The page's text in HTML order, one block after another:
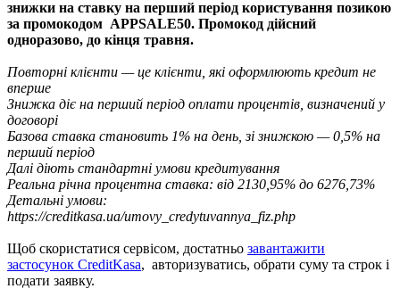
знижки на ставку на перший період користування позикою
за промокодом APPSALE50. Промокод дійсний
одноразово, до кінця травня.
Повторні клієнти — це клієнти, які оформлюють кредит не
вперше
Знижка діє на перший період оплати процентів, визначений у
договорі
Базова ставка становить 1% на день, зі знижкою — 0,5% на
перший період
Далі діють стандартні умови кредитування
Реальна річна процентна ставка: від 2130,95% до 6276,73%
Детальні умови:
https://creditkasa.ua/umovy_credytuvannya_fiz.php
Щоб скористатися сервісом, достатньо завантажити
застосунок CreditKasa, авторизуватись, обрати суму та строк і
подати заявку.